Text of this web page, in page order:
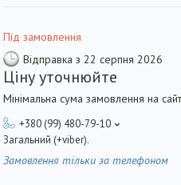
Під замовлення
Відправка з 22 серпня 2026
Ціну уточнюйте
Мінімальна сума замовлення на
+380 (99) 480-79-10
Загальний (+viber).
Замовлення тільки за телефоном